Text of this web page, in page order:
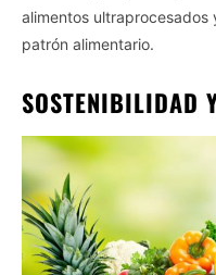
alimentos
patrón alimentario.
SOSTENIBILIDAD